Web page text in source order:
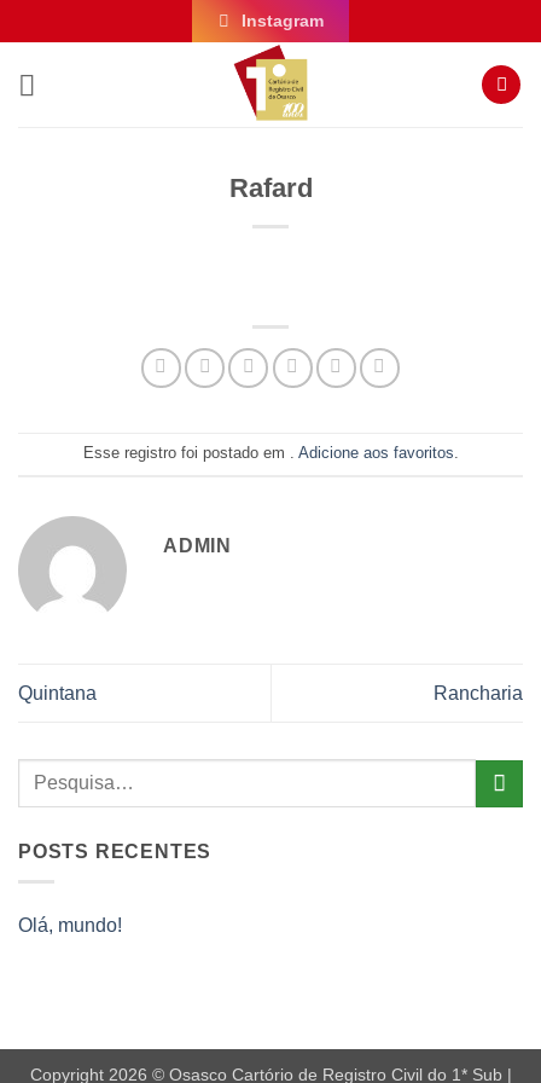
to
content
Instagram
Rafard
Esse registro foi postado em . Adicione aos favoritos.
ADMIN
Quintana Rancharia
POSTS RECENTES
Olá, mundo!
Copyright 2026 © Osasco Cartório de Registro Civil do 1* Sub |